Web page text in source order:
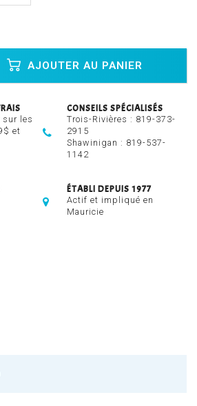
AJOUTER AU PANIER
sur les
et
CONSEILS SPÉCIALISÉS
Trois-Rivières : 819-373-
2915
Shawinigan : 819-537-
1142
ÉTABLI DEPUIS 1977
Actif et impliqué en
Mauricie